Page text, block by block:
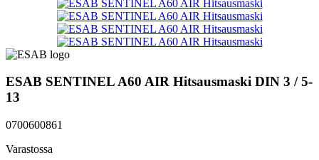
ESAB SENTINEL A60 AIR Hitsausmaski DIN 3 / 5-
13
0700600861
Varastossa